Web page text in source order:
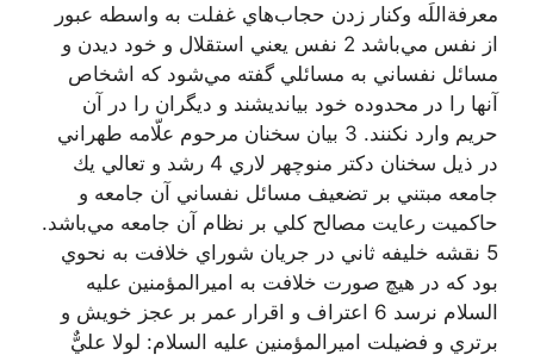
معرفةاللَه وكنار زدن حجاب‌هاي غفلت به واسطه عبور
از نفس مي‌باشد 2 نفس يعني استقلال و خود ديدن و
مسائل نفساني به مسائلي گفته مي‌شود كه اشخاص
آنها را در محدوده خود بيانديشند و ديگران را در آن
حريم وارد نكنند. 3 بيان سخنان مرحوم علّامه طهراني
در ذيل سخنان دكتر منوچهر لاري 4 رشد و تعالي يك
جامعه مبتني بر تضعيف مسائل نفساني آن جامعه و
حاكميت رعايت مصالح كلي بر نظام آن جامعه مي‌باشد.
5 نقشه خليفه ثاني در جريان شوراي خلافت به نحوي
بود كه در هيچ صورت خلافت به اميرالمؤمنين عليه
السلام نرسد 6 اعتراف و اقرار عمر بر عجز خويش و
برتري و فضیلت اميرالمؤمنين عليه السلام: لولا عليٌّ